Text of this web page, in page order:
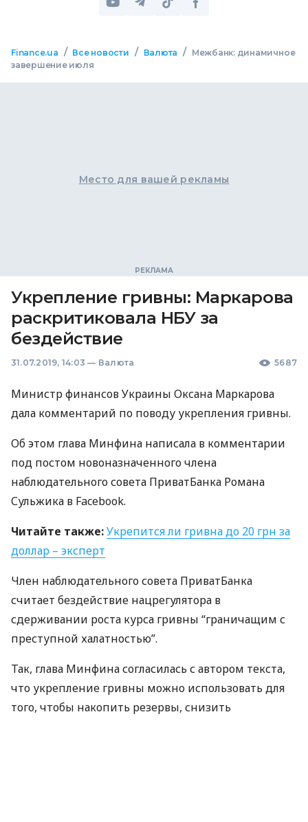
Finance.ua / Все новости / Валюта /
Межбанк: динамичное
завершение июля
Место для вашей рекламы
Укрепление гривны: Маркарова
раскритиковала НБУ за
бездействие
31.07.2019, 14:03 — Валюта 5687
Министр финансов Украины Оксана Маркарова
дала комментарий по поводу укрепления гривны.
Об этом глава Минфина написала в комментарии
под постом новоназначенного члена
наблюдательного совета ПриватБанка Романа
Сульжика в Facebook.
Читайте также:Укрепится ли гривна до 20 грн за
доллар – эксперт
Член наблюдательного совета ПриватБанка
считает бездействие нацрегулятора в
сдерживании роста курса гривны “граничащим с
преступной халатностью”.
Так, глава Минфина согласилась с автором текста,
что укрепление гривны можно использовать для
того, чтобы накопить резервы, снизить